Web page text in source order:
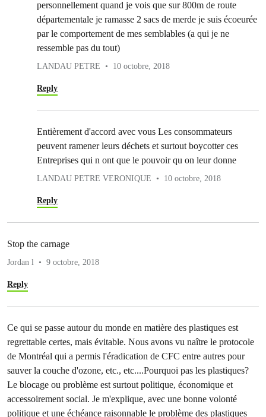
personnellement quand je vois que sur 800m de route
départementale je ramasse 2 sacs de merde je suis écoeurée
par le comportement de mes semblables (a qui je ne
ressemble pas du tout)
LANDAU PETRE 10 octobre, 2018
Reply
Entièrement d'accord avec vous Les consommateurs
peuvent ramener leurs déchets et surtout boycotter ces
Entreprises qui n ont que le pouvoir qu on leur donne
LANDAU PETRE VERONIQUE 10 octobre, 2018
Reply
Stop the carnage
Jordan l 9 octobre, 2018
Reply
Ce qui se passe autour du monde en matière des plastiques est
regrettable certes, mais évitable. Nous avons vu naître le protocole
de Montréal qui a permis l'éradication de CFC entre autres pour
sauver la couche d'ozone, etc., etc....Pourquoi pas les plastiques?
Le blocage ou problème est surtout politique, économique et
accessoirement social. Je m'explique, avec une bonne volonté
politique et une échéance raisonnable le problème des plastiques